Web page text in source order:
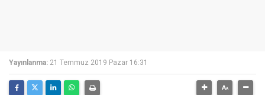
Yayınlanma: 21 Temmuz 2019 Pazar 16:31